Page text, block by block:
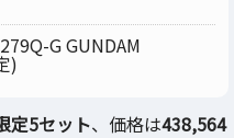
G GUNDAM
)
定5セット、価格は438,564